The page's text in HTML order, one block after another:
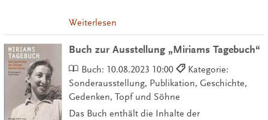
Weiterlesen
Buch zur Ausstellung „Miriams Tagebuch“
Buch: 10.08.2023 10:00
Kategorie:
Sonderausstellung, Publikation, Geschichte,
Gedenken, Topf und Söhne
Das Buch enthält die Inhalte der